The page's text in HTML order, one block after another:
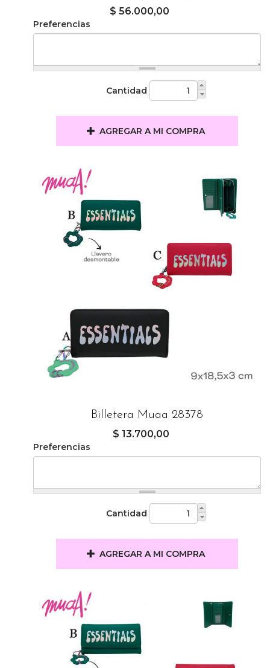
$ 56.000,00
Preferencias
Cantidad
AGREGAR A MI COMPRA
Billetera Muaa 28378
$ 13.700,00
Preferencias
Cantidad
AGREGAR A MI COMPRA